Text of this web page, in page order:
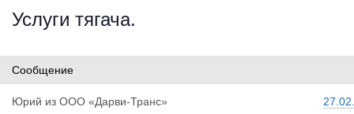
Услуги тягача.
Сообщение
Юрий из ООО «Дарви-Транс»